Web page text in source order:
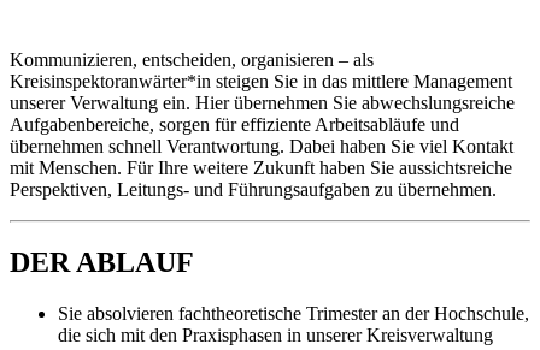
Kommunizieren, entscheiden, organisieren – als
Kreisinspektoranwärter*in steigen Sie in das mittlere Management
unserer Verwaltung ein. Hier übernehmen Sie abwechslungsreiche
Aufgabenbereiche, sorgen für effiziente Arbeitsabläufe und
übernehmen schnell Verantwortung. Dabei haben Sie viel Kontakt
mit Menschen. Für Ihre weitere Zukunft haben Sie aussichtsreiche
Perspektiven, Leitungs- und Führungsaufgaben zu übernehmen.
DER ABLAUF
Sie absolvieren fachtheoretische Trimester an der Hochschule,
die sich mit den Praxisphasen in unserer Kreisverwaltung